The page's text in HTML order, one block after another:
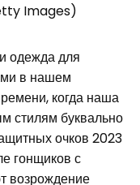
Images)
одежда для
в нашем
когда наша
стилям буквально
очков 2023
гонщиков с
возрождение